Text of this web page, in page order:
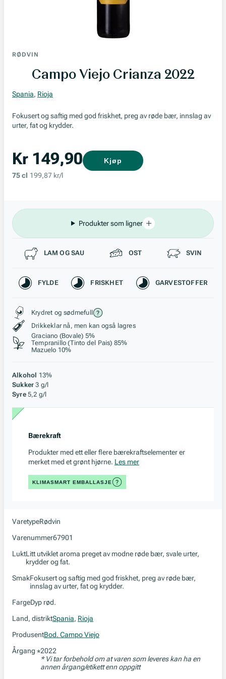
RØDVIN
Campo Viejo Crianza 2022
Spania, Rioja
Fokusert og saftig med god friskhet, preg av røde bær, innslag av
urter, fat og krydder.
Kr 149,90
75 cl 199,87 kr/l
Kjøp
Produkter som ligner
Passer tilLAM OG SAU OST SVIN
Karakteristikk
FYLDE FRISKHET GARVESTOFFER
Stil, lagring og råstoff
Krydret og sødmefull
Drikkeklar nå, men kan også lagres
Graciano (Bovale) 5%
Tempranillo (Tinto del Pais) 85%
Mazuelo 10%
Alkohol 13%
Sukker 3 g/l
Syre 5,2 g/l
Bærekraft
Produkter med ett eller flere bærekraftselementer er
merket med et grønt hjørne. Les mer
KLIMASMART EMBALLASJE
VaretypeRødvin
Varenummer67901
LuktLitt utviklet aroma preget av modne røde bær, svale urter,
krydder og fat.
SmakFokusert og saftig med god friskhet, preg av røde bær,
innslag av urter, fat og krydder.
FargeDyp rød.
Land, distriktSpania, Rioja
ProdusentBod. Campo Viejo
Årgang *2022
* Vi tar forbehold om at varen som leveres kan ha en
annen årgang/etikett enn oppgitt